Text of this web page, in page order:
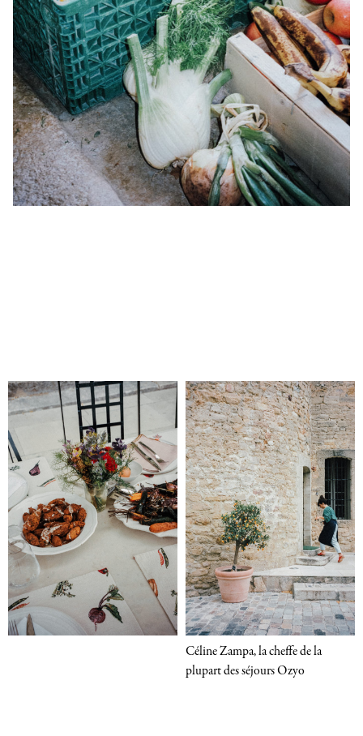
Céline Zampa, la cheffe de la
plupart des séjours Ozyo